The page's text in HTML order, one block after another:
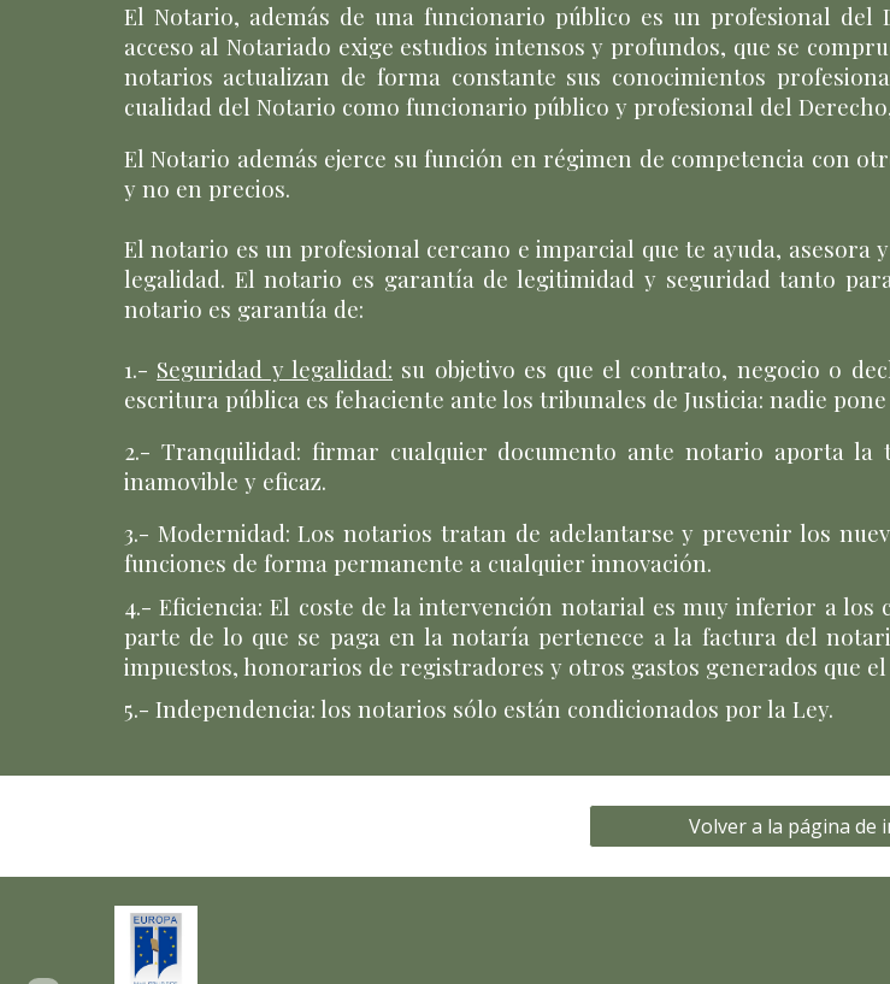
El Notario, además de una funcionario público es un profesional
acceso al Notariado exige estudios intensos y profundos, que se
notarios actualizan de forma constante sus conocimientos
cualidad del Notario como funcionario público y profesional del Derecho
El Notario además ejerce su función en régimen de competencia con
y no en precios.
El notario es un profesional cercano e imparcial que te ayuda, asesora
legalidad. El notario es garantía de legitimidad y seguridad tanto
notario es garantía de:
1.- Seguridad y legalidad: su objetivo es que el contrato, negocio o
escritura pública es fehaciente ante los tribunales de Justicia: nadie
2.- Tranquilidad: firmar cualquier documento ante notario aporta
inamovible y eficaz.
3.- Modernidad: Los notarios tratan de adelantarse y prevenir los
funciones de forma permanente a cualquier innovación.
4.- Eficiencia:El coste de la intervención notarial es muy inferior a los
parte de lo que se paga en la notaría pertenece a la factura del
impuestos, honorarios de registradores y otros gastos generados que
5.- Independencia: los notarios sólo están condicionados por la Ley.
Volver a la página de